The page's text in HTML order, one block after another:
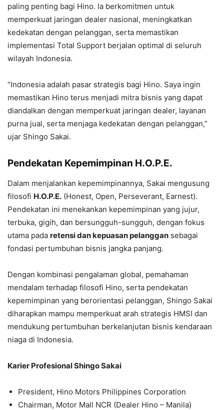
paling penting bagi Hino. Ia berkomitmen untuk
memperkuat jaringan dealer nasional, meningkatkan
kedekatan dengan pelanggan, serta memastikan
implementasi Total Support berjalan optimal di seluruh
wilayah Indonesia.
“Indonesia adalah pasar strategis bagi Hino. Saya ingin
memastikan Hino terus menjadi mitra bisnis yang dapat
diandalkan dengan memperkuat jaringan dealer, layanan
purna jual, serta menjaga kedekatan dengan pelanggan,”
ujar Shingo Sakai.
Pendekatan Kepemimpinan H.O.P.E.
Dalam menjalankan kepemimpinannya, Sakai mengusung
filosofi H.O.P.E. (Honest, Open, Perseverant, Earnest).
Pendekatan ini menekankan kepemimpinan yang jujur,
terbuka, gigih, dan bersungguh-sungguh, dengan fokus
utama pada retensi dan kepuasan pelanggan sebagai
fondasi pertumbuhan bisnis jangka panjang.
Dengan kombinasi pengalaman global, pemahaman
mendalam terhadap filosofi Hino, serta pendekatan
kepemimpinan yang berorientasi pelanggan, Shingo Sakai
diharapkan mampu memperkuat arah strategis HMSI dan
mendukung pertumbuhan berkelanjutan bisnis kendaraan
niaga di Indonesia.
Karier Profesional Shingo Sakai
President, Hino Motors Philippines Corporation
Chairman, Motor Mall NCR (Dealer Hino – Manila)